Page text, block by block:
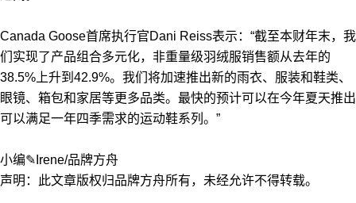
Canada Goose首席执行官Dani Reiss表示 ：“截至本财年末， 我
们实现了产品组合多元化，非重量级羽绒服销售额从去年的
38.5%上升到42.9%。我们将加速推出新的雨衣、服装和鞋类、
眼镜、箱包和家居等更多品类。最快的预计可以在今年夏天推出
可以满足一年四季需求的运动鞋系列。”
小编✎Irene/品牌方舟
声明：此文章版权归品牌方舟所有，未经允许不得转载。